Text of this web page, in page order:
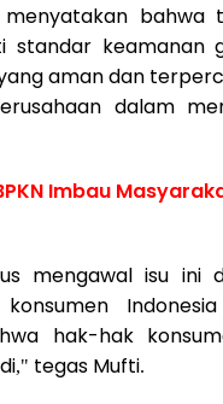
bahwa
standar keamanan
aman dan
dalam
Imbau
mengawal isu ini
hak-hak
tegas Mufti.